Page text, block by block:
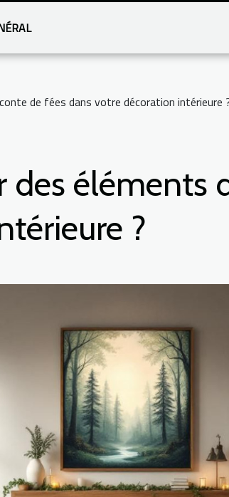
de fées dans votre décoration intérieure
éléments
?